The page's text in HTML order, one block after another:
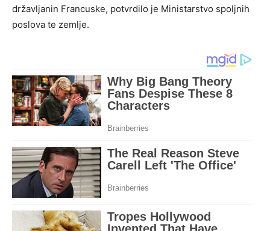
državljanin Francuske, potvrdilo je Ministarstvo spoljnih
poslova te zemlje.